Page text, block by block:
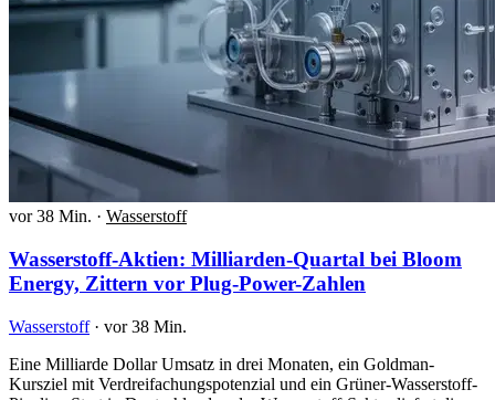
vor 38 Min. · Wasserstoff
Wasserstoff-Aktien: Milliarden-Quartal bei Bloom
Energy, Zittern vor Plug-Power-Zahlen
Wasserstoff · vor 38 Min.
Eine Milliarde Dollar Umsatz in drei Monaten, ein Goldman-
Kursziel mit Verdreifachungspotenzial und ein Grüner-Wasserstoff-